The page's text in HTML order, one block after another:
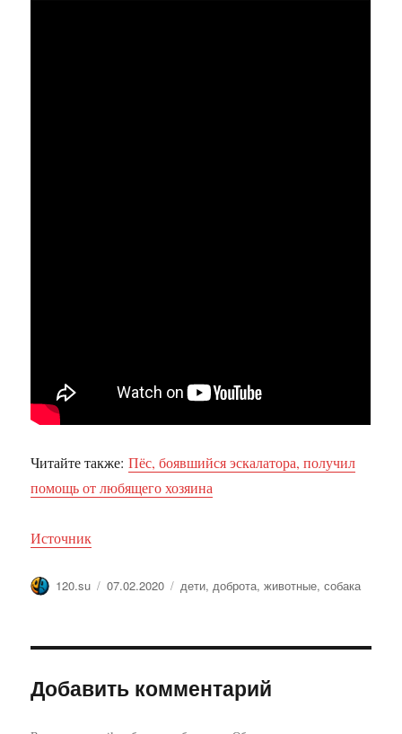
Читайте также:Пёс, боявшийся эскалатора, получил
помощь от любящего хозяина
Источник
Автор
120.su Опубликовано
07.02.2020 Метки
дети,доброта,животные,собака
Добавить комментарий